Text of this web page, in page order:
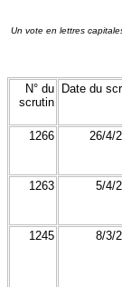
Un vote en lettres
N° du
scrutin
Date du
1266 26/4/
1263 5/4/
1245 8/3/